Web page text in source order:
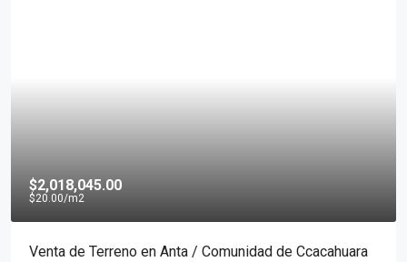
$2,018,045.00
$20.00/m2
Venta de Terreno en Anta / Comunidad de Ccacahuara